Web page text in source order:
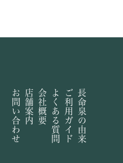
長命泉の由来
ご利用ガイド
よくある質問
会社概要
店舗案内
お問い合わせ